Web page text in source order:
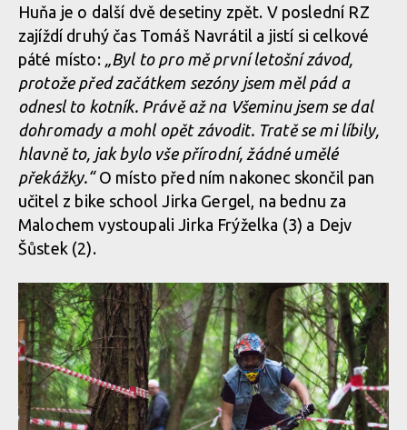
Huňa je o další dvě desetiny zpět. V poslední RZ
zajíždí druhý čas Tomáš Navrátil a jistí si celkové
páté místo: „Byl to pro mě první letošní závod,
protože před začátkem sezóny jsem měl pád a
odnesl to kotník. Právě až na Všeminu jsem se dal
dohromady a mohl opět závodit. Tratě se mi líbily,
hlavně to, jak bylo vše přírodní, žádné umělé
překážky.“O místo před ním nakonec skončil pan
učitel z bike school Jirka Gergel, na bednu za
Malochem vystoupali Jirka Frýželka (3) a Dejv
Šůstek (2).